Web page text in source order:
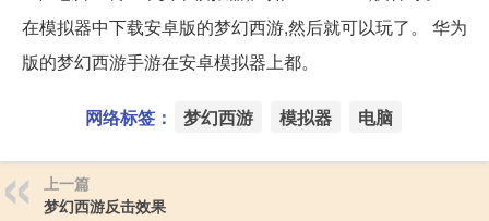
在模拟器中下载安卓版的梦幻西游,然后就可以玩了。 华为
版的梦幻西游手游在安卓模拟器上都。
网络标签： 梦幻西游 模拟器 电脑
上一篇
梦幻西游反击效果